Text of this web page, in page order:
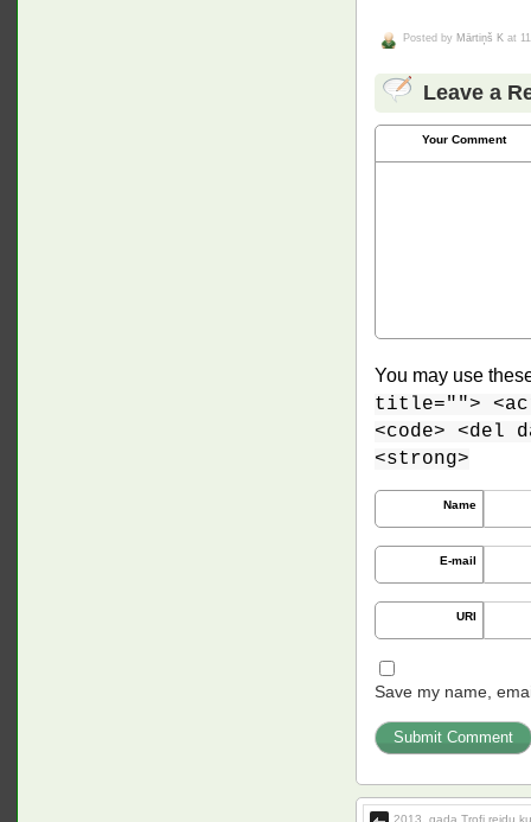
Posted by Mārtiņš K at
Leave a
Your Comment
You may use
title="">
<code> <del
<strong>
Name
E-mail
URI
Save my name,
2013. gada Trofi reidu